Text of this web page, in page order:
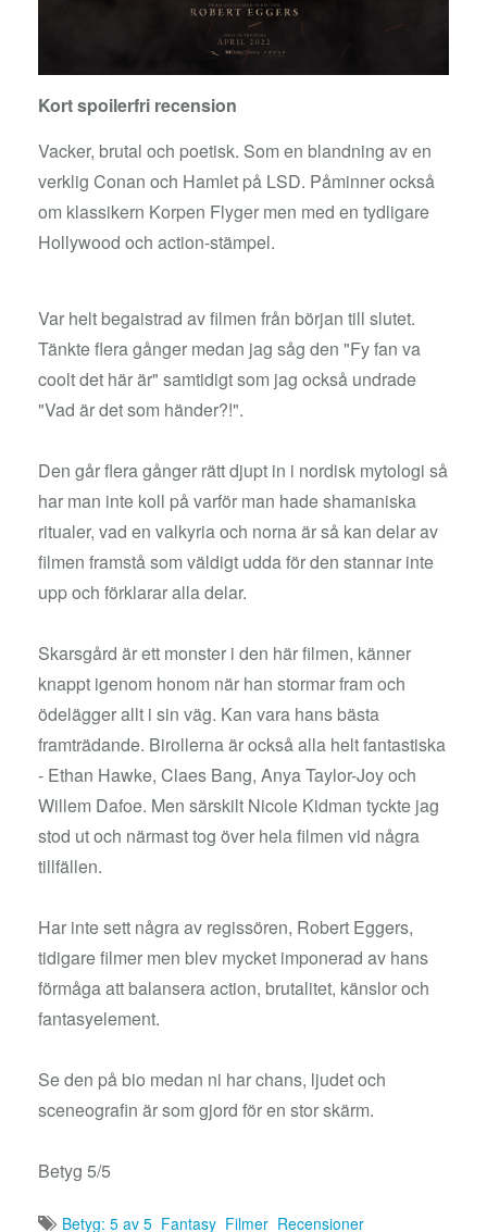
Kort spoilerfri recension
Vacker, brutal och poetisk. Som en blandning av en
verklig Conan och Hamlet på LSD. Påminner också
om klassikern Korpen Flyger men med en tydligare
Hollywood och action-stämpel.
Var helt begaistrad av filmen från början till slutet.
Tänkte flera gånger medan jag såg den "Fy fan va
coolt det här är" samtidigt som jag också undrade
"Vad är det som händer?!".
Den går flera gånger rätt djupt in i nordisk mytologi så
har man inte koll på varför man hade shamaniska
ritualer, vad en valkyria och norna är så kan delar av
filmen framstå som väldigt udda för den stannar inte
upp och förklarar alla delar.
Skarsgård är ett monster i den här filmen, känner
knappt igenom honom när han stormar fram och
ödelägger allt i sin väg. Kan vara hans bästa
framträdande. Birollerna är också alla helt fantastiska
- Ethan Hawke, Claes Bang, Anya Taylor-Joy och
Willem Dafoe. Men särskilt Nicole Kidman tyckte jag
stod ut och närmast tog över hela filmen vid några
tillfällen.
Har inte sett några av regissören, Robert Eggers,
tidigare filmer men blev mycket imponerad av hans
förmåga att balansera action, brutalitet, känslor och
fantasyelement.
Se den på bio medan ni har chans, ljudet och
sceneografin är som gjord för en stor skärm.
Betyg 5/5
Betyg: 5 av 5 Fantasy Filmer Recensioner